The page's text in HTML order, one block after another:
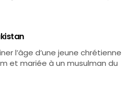
l’âge d’une jeune chrétienne
et mariée à un musulman du